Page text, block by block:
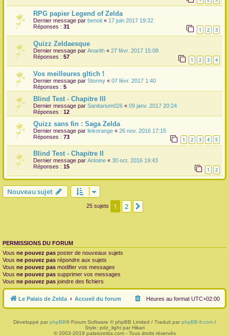
RPG papier Legend of Zelda
Dernier message par benoit « 17 juin 2017 19:32
Réponses : 31 1 2 3
Quizz Zeldaesque
Dernier message par Anarith « 27 févr. 2017 15:08
Réponses : 57 1 2 3 4
Vos meilleures gltich !
Dernier message par Stormy « 07 févr. 2017 1:40
Réponses : 5
Blind Test - Chapitre III
Dernier message par Sanitarium026 « 09 janv. 2017 20:24
Réponses : 12
Quizz sans fin : Saga Zelda
Dernier message par linkorange « 26 nov. 2016 17:15
Réponses : 73 1 2 3 4 5
Blind Test - Chapitre II
Dernier message par Antoine « 30 oct. 2016 19:43
Réponses : 15 1 2
Nouveau sujet
25 sujets 1 2
PERMISSIONS DU FORUM
Vous ne pouvez pas poster de nouveaux sujets
Vous ne pouvez pas répondre aux sujets
Vous ne pouvez pas modifier vos messages
Vous ne pouvez pas supprimer vos messages
Vous ne pouvez pas joindre des fichiers
Le Palais de Zelda Accueil du forum Heures au format UTC+02:00
Développé par phpBB® Forum Software © phpBB Limited / Traduit par phpBB-fr.com/
Style: pdz_light par Hikari
© 2003-2019 palaiszelda.com - Tous droits réservés